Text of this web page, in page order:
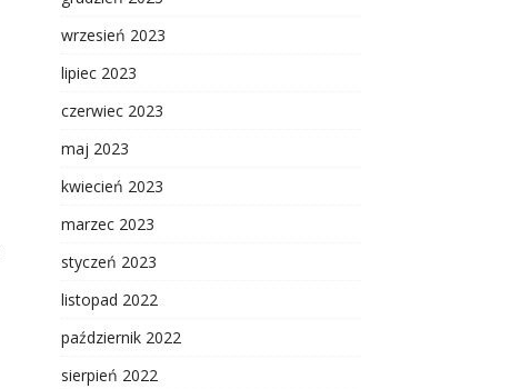
wrzesień 2023
lipiec 2023
czerwiec 2023
maj 2023
kwiecień 2023
marzec 2023
styczeń 2023
listopad 2022
październik 2022
sierpień 2022